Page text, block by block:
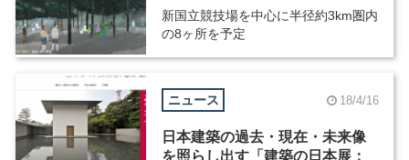
新国立競技場を中心に半径約3km圏内
の8ヶ所を予定
ニュース 18/4/16
日本建築の過去・現在・未来像
を照らし出す「建築の日本展：